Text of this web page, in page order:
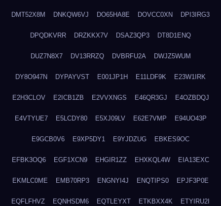
DMT52X8M DNKQW6VJ DO65HA8E DOVCC0XN DPI3IRG3
DPQDKVRR DRZKKX7V DSAZ3QP3 DT8D1ENQ
DUZ7N8X7 DV13RRZQ DVBRFU2A DWJZ5WUM
DY8O947N DYPAYVST E001JP1H E11LDF9K E23W1IRK
E2H3CLOV E2ICB1ZB E2VVXNGS E46QR3GJ E4OZBDQJ
E4VTYUE7 E5LCDY80 E5XJ09LV E62E7VMP E94UO43P
E9GCB0V6 E9XP5DY1 E9YJDZUG EBKES9OC
EFBK3OQ6 EGF1XCN9 EHGIR1ZZ EHXKQL4W EIA13EXC
EKMLC0ME EMB70RP3 ENGNYI4J ENQTIPS0 EPJF3P0E
EQFLFHVZ EQNHSDM6 EQTLEYXT ETKBXX4K ETYIRU2I